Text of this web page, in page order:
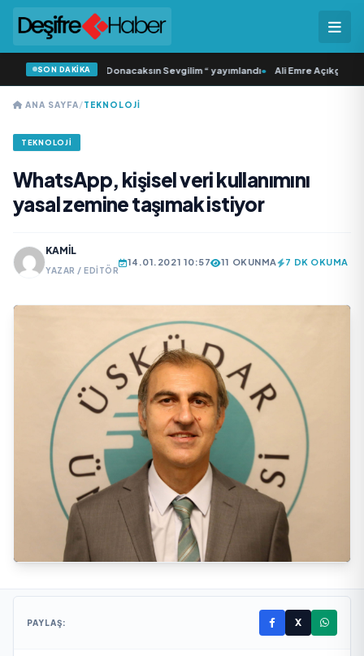
SON DAKİKA
‘dan İkinci Tekli “Donacaksın Sevgilim “ yayımlandı• Ali Emre Açıkgöz
ANA SAYFA/TEKNOLOJI
TEKNOLOJI
WhatsApp, kişisel veri kullanımını
yasal zemine taşımak istiyor
KAMIL
YAZAR / EDITÖR
14.01.2021 10:57 11 OKUNMA 7 DK OKUMA
PAYLAŞ: X